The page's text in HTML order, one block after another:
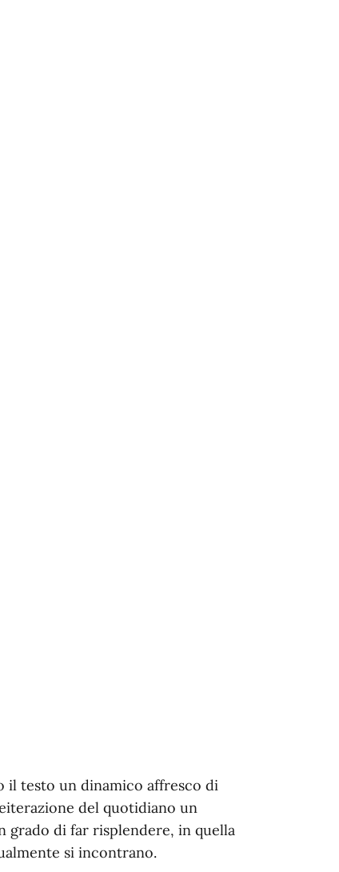
il testo un dinamico affresco di
del quotidiano un
grado di far risplendere, in quella
si incontrano.